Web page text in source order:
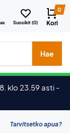
Suosikit (0)
0
Kori
Hae
klo 23.59 asti -
Tarvitsetko apua?